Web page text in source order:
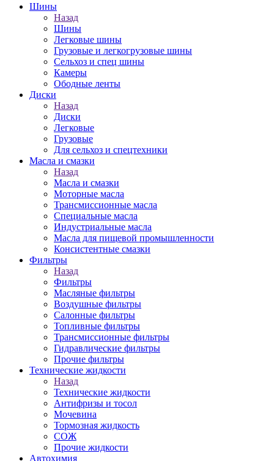
Шины
Назад
Шины
Легковые шины
Грузовые и легкогрузовые шины
Сельхоз и спец шины
Камеры
Ободные ленты
Диски
Назад
Диски
Легковые
Грузовые
Для сельхоз и спецтехники
Масла и смазки
Назад
Масла и смазки
Моторные масла
Трансмиссионные масла
Специальные масла
Индустриальные масла
Масла для пищевой промышленности
Консистентные смазки
Фильтры
Назад
Фильтры
Масляные фильтры
Воздушные фильтры
Салонные фильтры
Топливные фильтры
Трансмиссионные фильтры
Гидравлические фильтры
Прочие фильтры
Технические жидкости
Назад
Технические жидкости
Антифризы и тосол
Мочевина
Тормозная жидкость
СОЖ
Прочие жидкости
Автохимия